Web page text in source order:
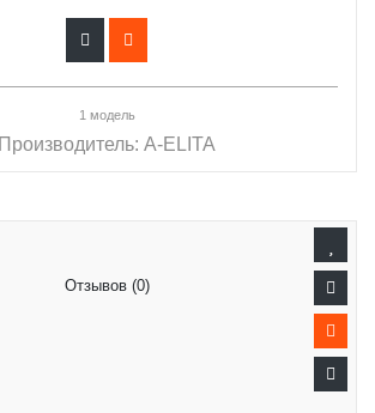
1 модель
Производитель: A-ELITA
Отзывов (0)